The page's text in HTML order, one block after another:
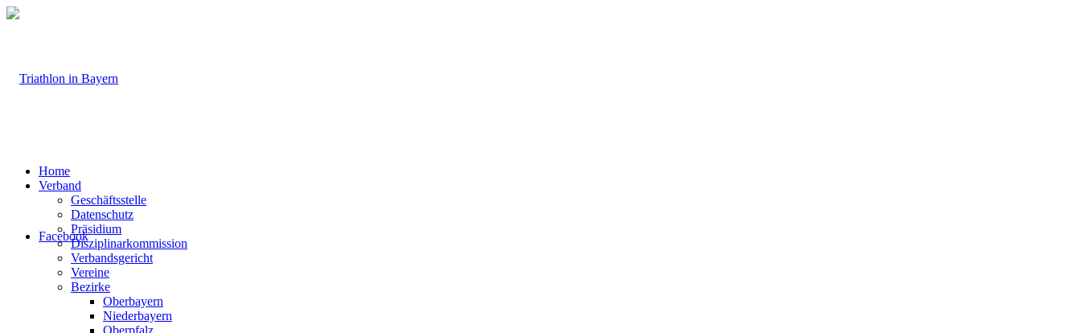
Facebook
Home
Verband
Geschäftsstelle
Datenschutz
Präsidium
Disziplinarkommission
Verbandsgericht
Vereine
Bezirke
Oberbayern
Niederbayern
Oberpfalz